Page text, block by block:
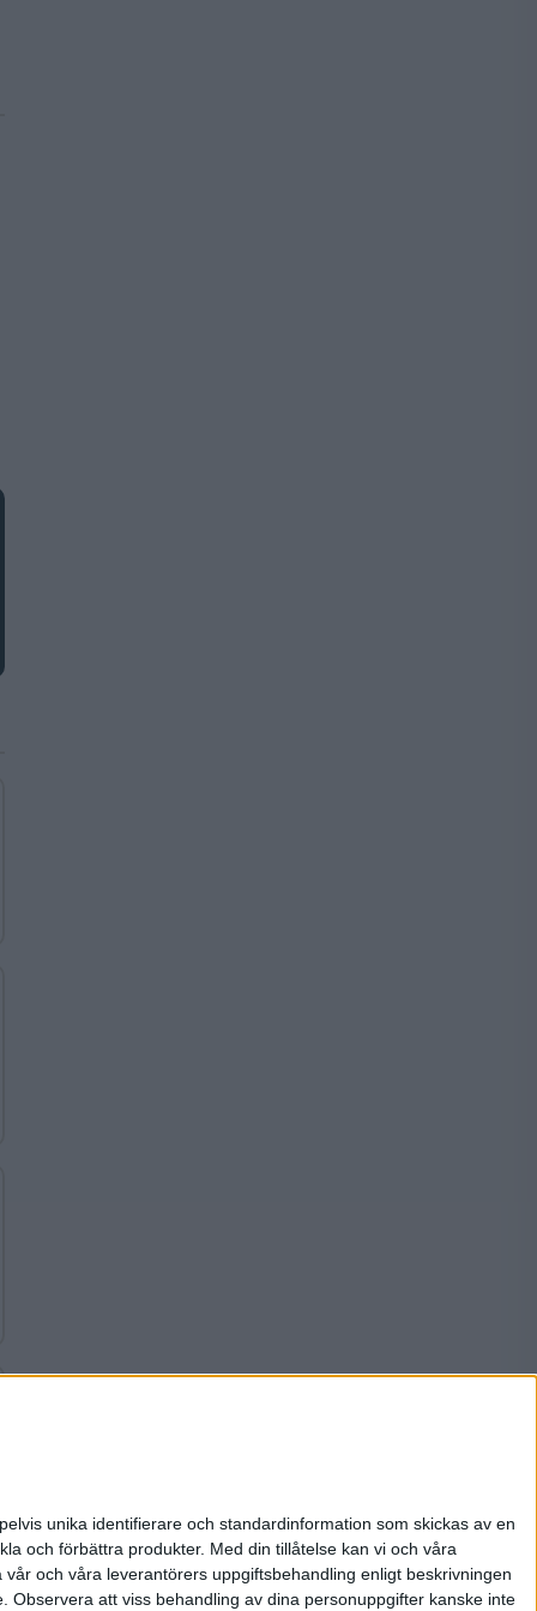
unika identifierare och standardinformation som skickas av en
och förbättra produkter. Med din tillåtelse kan vi och våra
och våra leverantörers uppgiftsbehandling enligt beskrivningen
Observera att viss behandling av dina personuppgifter kanske inte